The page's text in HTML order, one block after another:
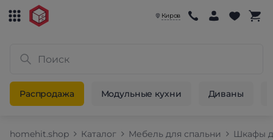
Киров
Распродажа Модульные кухни Диваны
homehit.shop Каталог Мебель для спальни Шкафы